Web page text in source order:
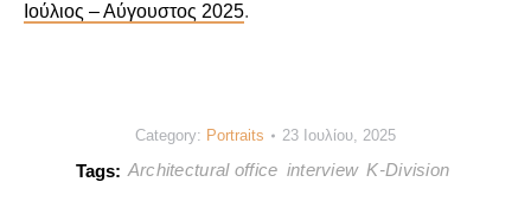
Ιούλιος – Αύγουστος 2025.
Category: Portraits 23 Ιουλίου, 2025
Tags: Architectural office interview K-Division